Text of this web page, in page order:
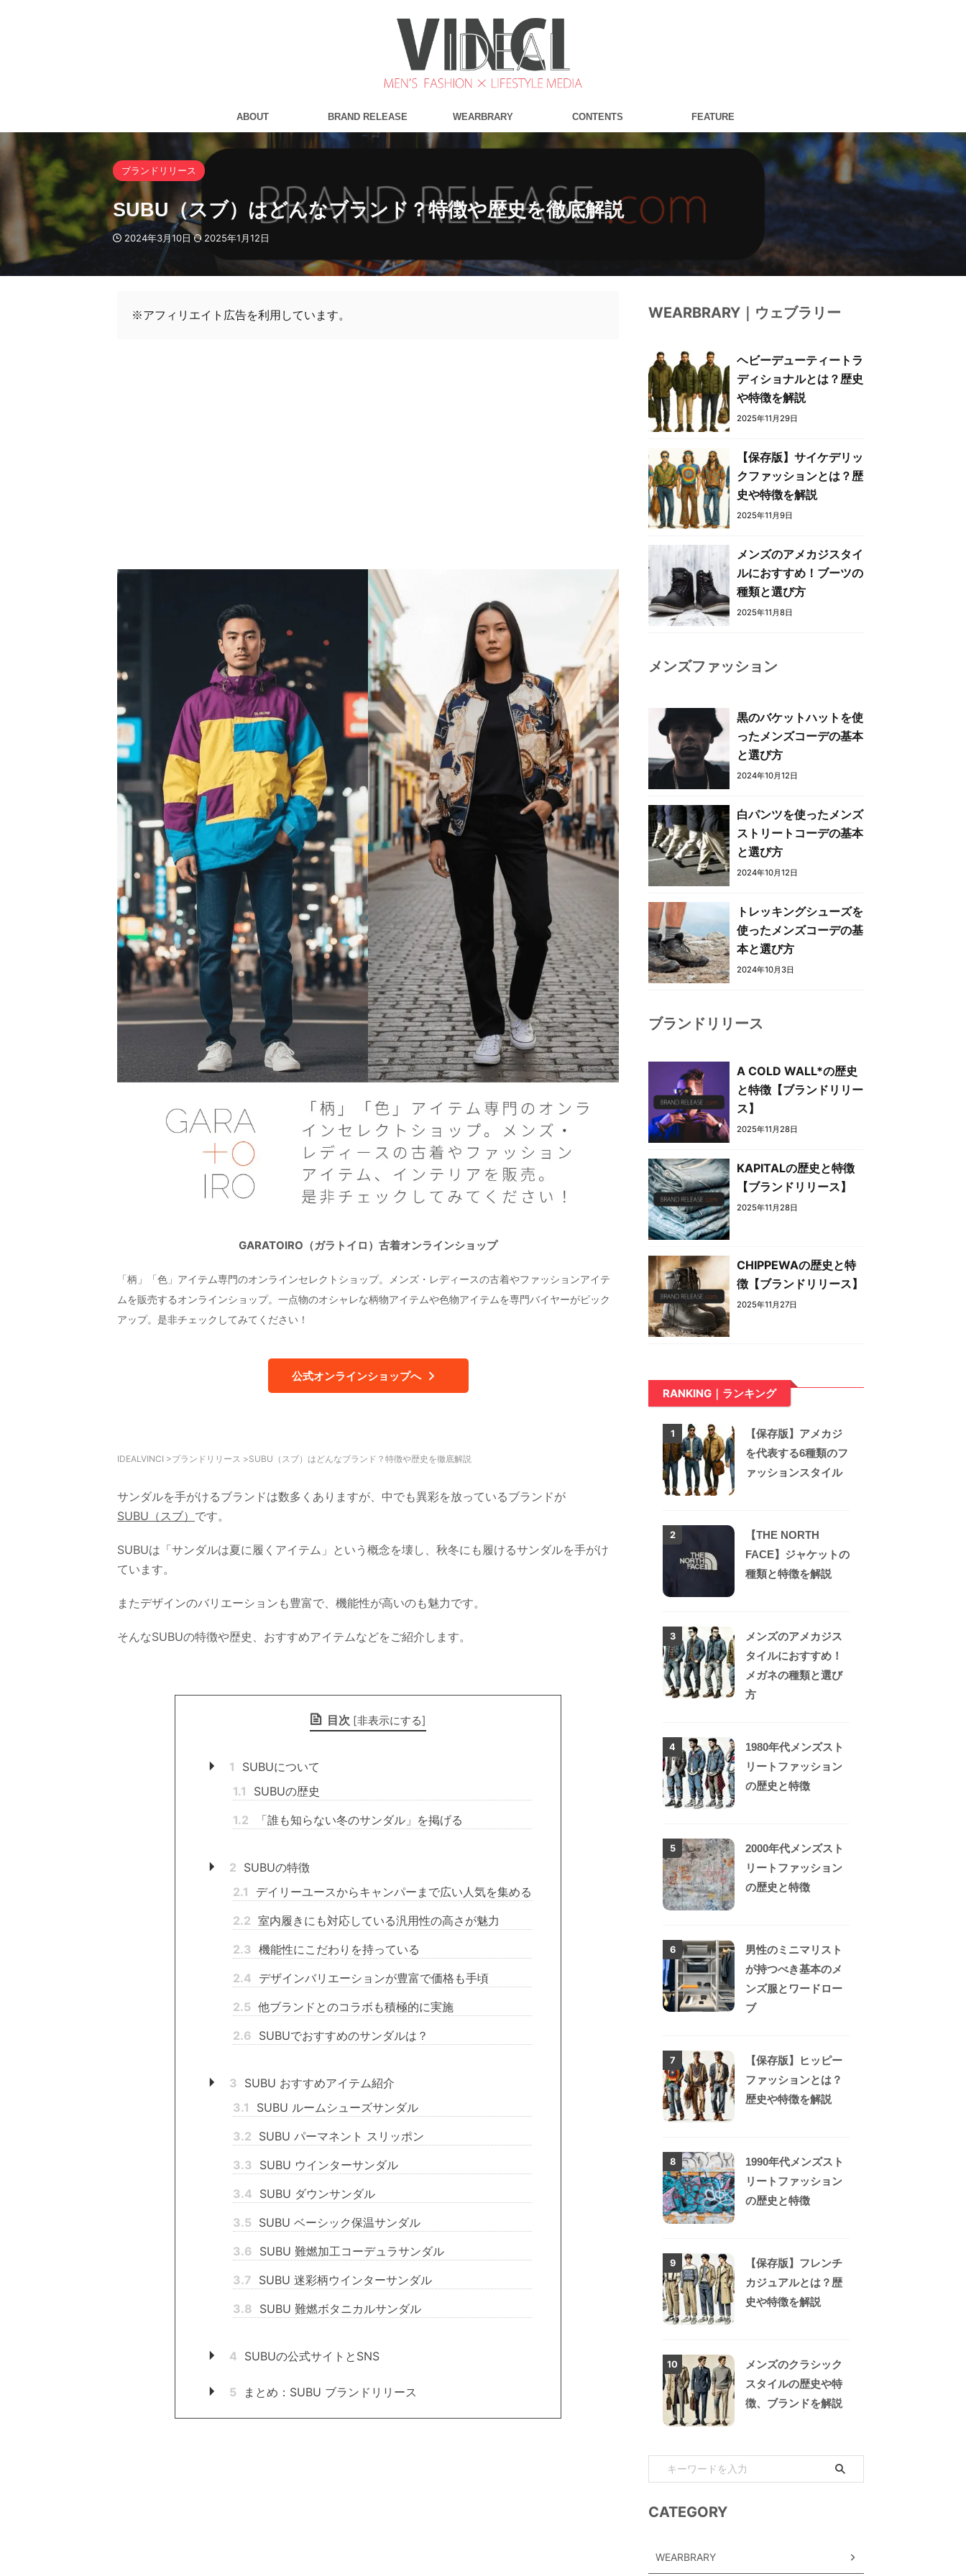
ABOUT BRAND RELEASE WEARBRARY CONTENTS FEATURE
ブランドリリース
SUBU（スブ）はどんなブランド？特徴や歴史を徹底解説
2024年3月10日 2025年1月12日
※アフィリエイト広告を利用しています。
GARATOIRO（ガラトイロ）古着オンラインショップ
「柄」「色」アイテム専門のオンラインセレクトショップ。メンズ・レディースの古着やファッションアイテ
ムを販売するオンラインショップ。一点物のオシャレな柄物アイテムや色物アイテムを専門バイヤーがピック
アップ。是非チェックしてみてください！
公式オンラインショップへ
IDEALVINCI >ブランドリリース >SUBU（スブ）はどんなブランド？特徴や歴史を徹底解説
サンダルを手がけるブランドは数多くありますが、中でも異彩を放っているブランドが
SUBU（スブ） です。
SUBUは「サンダルは夏に履くアイテム」という概念を壊し、秋冬にも履けるサンダルを手がけ
ています。
またデザインのバリエーションも豊富で、機能性が高いのも魅力です。
そんなSUBUの特徴や歴史、おすすめアイテムなどをご紹介します。
目次 [非表示にする]
1
SUBUについて
1.1
SUBUの歴史
1.2
「誰も知らない冬のサンダル」を掲げる
2 SUBUの特徴
2.1
デイリーユースからキャンパーまで広い人気を集める
2.2 室内履きにも対応している汎用性の高さが魅力
2.3 機能性にこだわりを持っている
2.4 デザインバリエーションが豊富で価格も手頃
2.5 他ブランドとのコラボも積極的に実施
2.6 SUBUでおすすめのサンダルは？
3 SUBU おすすめアイテム紹介
3.1
SUBU ルームシューズサンダル
3.2 SUBU パーマネント スリッポン
3.3 SUBU ウインターサンダル
3.4 SUBU ダウンサンダル
3.5 SUBU ベーシック保温サンダル
3.6 SUBU 難燃加工コーデュラサンダル
3.7 SUBU 迷彩柄ウインターサンダル
3.8 SUBU 難燃ボタニカルサンダル
4 SUBUの公式サイトとSNS
5 まとめ：SUBU ブランドリリース
WEARBRARY｜ウェブラリー
ヘビーデューティートラ
ディショナルとは？歴史
や特徴を解説
2025年11月29日
【保存版】サイケデリッ
クファッションとは？歴
史や特徴を解説
2025年11月9日
メンズのアメカジスタイ
ルにおすすめ！ブーツの
種類と選び方
2025年11月8日
メンズファッション
黒のバケットハットを使
ったメンズコーデの基本
と選び方
2024年10月12日
白パンツを使ったメンズ
ストリートコーデの基本
と選び方
2024年10月12日
トレッキングシューズを
使ったメンズコーデの基
本と選び方
2024年10月3日
ブランドリリース
A COLD WALL*の歴史
と特徴【ブランドリリー
ス】
2025年11月28日
KAPITALの歴史と特徴
【ブランドリリース】
2025年11月28日
CHIPPEWAの歴史と特
徴【ブランドリリース】
2025年11月27日
RANKING｜ランキング
1
【保存版】アメカジ
を代表する6種類のフ
ァッションスタイル
2
【THE NORTH
FACE】ジャケットの
種類と特徴を解説
3
メンズのアメカジス
タイルにおすすめ！
メガネの種類と選び
方
4
1980年代メンズスト
リートファッション
の歴史と特徴
5
2000年代メンズスト
リートファッション
の歴史と特徴
6
男性のミニマリスト
が持つべき基本のメ
ンズ服とワードロー
ブ
7
【保存版】ヒッピー
ファッションとは？
歴史や特徴を解説
8
1990年代メンズスト
リートファッション
の歴史と特徴
9
【保存版】フレンチ
カジュアルとは？歴
史や特徴を解説
10
メンズのクラシック
スタイルの歴史や特
徴、ブランドを解説
CATEGORY
WEARBRARY